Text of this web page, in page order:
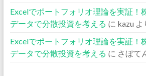
Excelでポートフォリオ理論を実証！
データで分散投資を考える に kazu よ
Excelでポートフォリオ理論を実証！
データで分散投資を考える に さぼて